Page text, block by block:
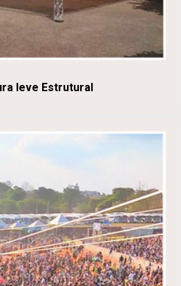
leve Estrutural